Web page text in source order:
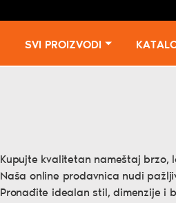
SVI PROIZVODI
Kupujte kvalitetan nameštaj brzo,
Naša online prodavnica nudi
Pronađite idealan stil, dimenzije i